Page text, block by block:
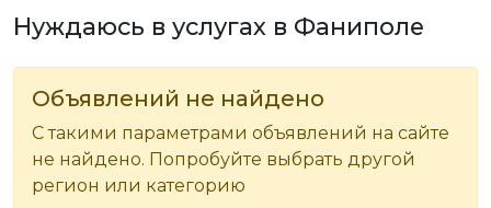
Нуждаюсь в услугах в Фаниполе
Объявлений не найдено
С такими параметрами объявлений на сайте
не найдено. Попробуйте выбрать другой
регион или категорию